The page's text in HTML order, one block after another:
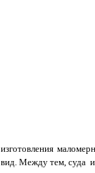
Между тем, суда из